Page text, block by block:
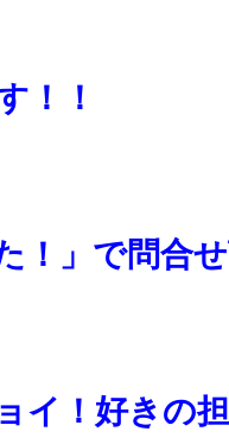
！！
！」で問合せ
イ！好きの